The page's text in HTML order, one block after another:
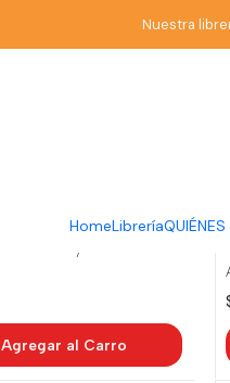
HomeLibrería
Nuestra
Agregar al Carro